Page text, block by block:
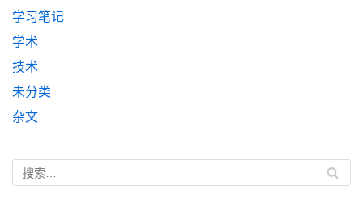
学习笔记
学术
技术
未分类
杂文